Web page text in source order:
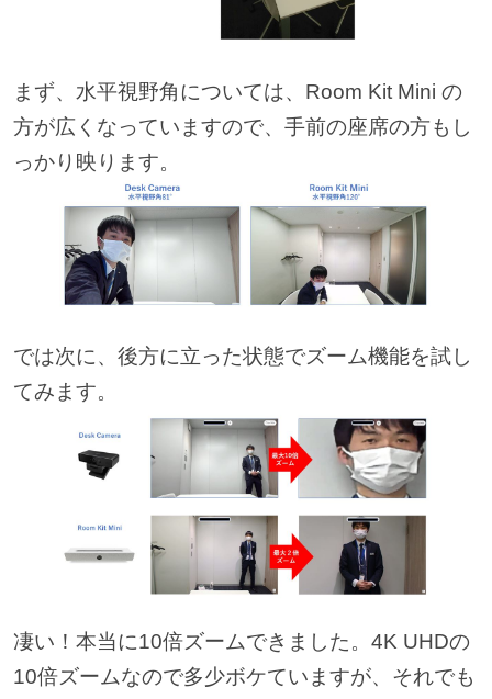
まず、水平視野角については、Room Kit Mini の
方が広くなっていますので、手前の座席の方もし
っかり映ります。
では次に、後方に立った状態でズーム機能を試し
てみます。
凄い！本当に10倍ズームできました。4K UHDの
10倍ズームなので多少ボケていますが、それでも